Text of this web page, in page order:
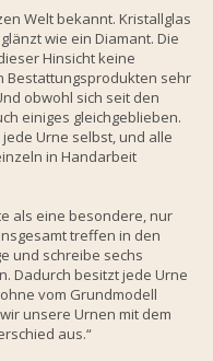
Welt bekannt. Kristallglas
wie ein Diamant. Die
Hinsicht keine
Bestattungsprodukten sehr
obwohl sich seit den
einiges gleichgeblieben.
Urne selbst, und alle
in Handarbeit
als eine besondere, nur
treffen in den
und schreibe sechs
Dadurch besitzt jede Urne
vom Grundmodell
unsere Urnen mit dem
aus.“